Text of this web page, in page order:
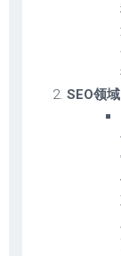
SEO领域